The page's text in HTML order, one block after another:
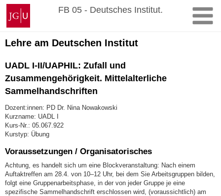
Zum
Inhalt
springen
Johannes
Gutenberg-
Universität
Mainz
FB 05 - Deutsches Institut.
Lehre am Deutschen Institut
UADL I-II/UAPHIL: Zufall und
Zusammengehörigkeit. Mittelalterliche
Sammelhandschriften
Dozent:innen: PD Dr. Nina Nowakowski
Kurzname: UADL I
Kurs-Nr.: 05.067.922
Kurstyp: Übung
Voraussetzungen / Organisatorisches
Achtung, es handelt sich um eine Blockveranstaltung: Nach einem
Auftaktreffen am 28.4. von 10–12 Uhr, bei dem Sie Arbeitsgruppen bilden,
folgt eine Gruppenarbeitsphase, in der von jeder Gruppe je eine
spezifische Sammelhandschrift erschlossen wird, (voraussichtlich) am